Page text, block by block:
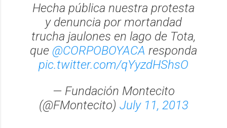
Hecha pública nuestra protesta
y denuncia por mortandad
trucha jaulones en lago de Tota,
que @CORPOBOYACA responda
pic.twitter.com/qYyzdHShsO
— Fundación Montecito
(@FMontecito) July 11, 2013